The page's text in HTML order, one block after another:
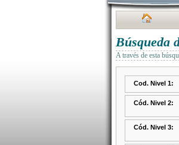
Búsqueda
A través de esta
Cod. Nivel 1:
Cód. Nivel 2:
Cód. Nivel 3: